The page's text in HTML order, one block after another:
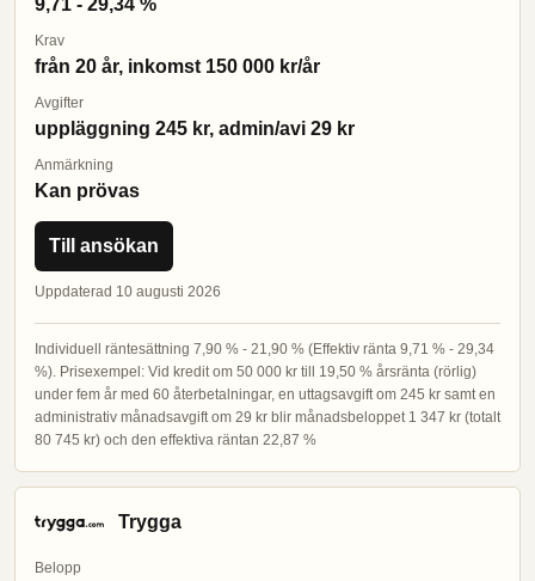
9,71 - 29,34 %
Krav
från 20 år, inkomst 150 000 kr/år
Avgifter
uppläggning 245 kr, admin/avi 29 kr
Anmärkning
Kan prövas
Till ansökan
Uppdaterad 10 augusti 2026
Individuell räntesättning 7,90 % - 21,90 % (Effektiv ränta 9,71 % - 29,34
%). Prisexempel: Vid kredit om 50 000 kr till 19,50 % årsränta (rörlig)
under fem år med 60 återbetalningar, en uttagsavgift om 245 kr samt en
administrativ månadsavgift om 29 kr blir månadsbeloppet 1 347 kr (totalt
80 745 kr) och den effektiva räntan 22,87 %
Trygga
Belopp